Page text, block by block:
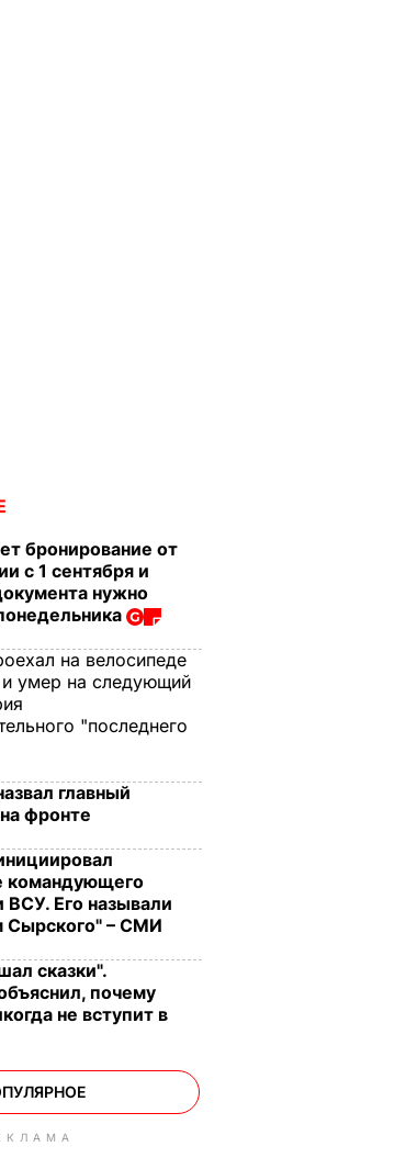
бронирование от
с 1 сентября и
нужно
на велосипеде
умер на следующий
"последнего
главный
фронте
командующего
Его называли
Сырского" – СМИ
сказки".
почему
не вступит в